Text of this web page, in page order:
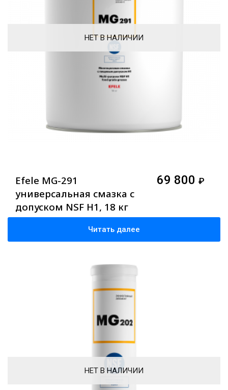
НЕТ В НАЛИЧИИ
Efele MG-291
универсальная смазка с
допуском NSF H1, 18 кг
69 800 ₽
Читать далее
НЕТ В НАЛИЧИИ